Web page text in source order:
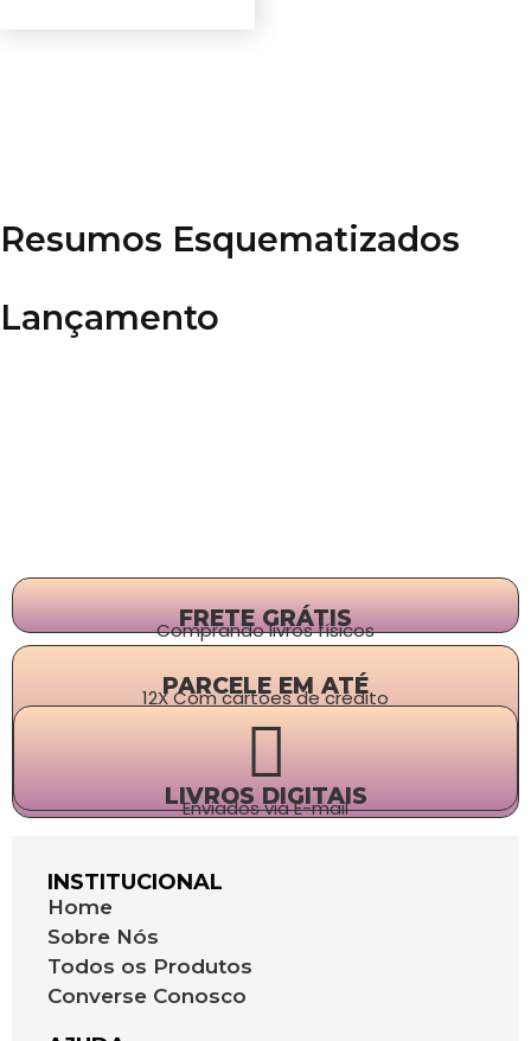
Resumos Esquematizados
Lançamento
FRETE GRÁTIS
Comprando livros físicos
PARCELE EM ATÉ
12X Com cartões de crédito
LIVROS DIGITAIS
Enviados via E-mail
INSTITUCIONAL
Home
Sobre Nós
Todos os Produtos
Converse Conosco